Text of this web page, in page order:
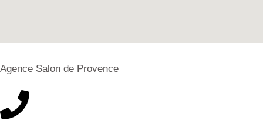
Agence Salon de Provence